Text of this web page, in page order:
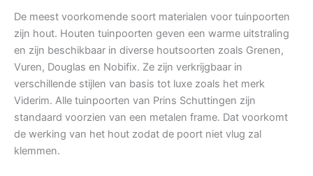
De meest voorkomende soort materialen voor tuinpoorten
zijn hout. Houten tuinpoorten geven een warme uitstraling
en zijn beschikbaar in diverse houtsoorten zoals Grenen,
Vuren, Douglas en Nobifix. Ze zijn verkrijgbaar in
verschillende stijlen van basis tot luxe zoals het merk
Viderim. Alle tuinpoorten van Prins Schuttingen zijn
standaard voorzien van een metalen frame. Dat voorkomt
de werking van het hout zodat de poort niet vlug zal
klemmen.